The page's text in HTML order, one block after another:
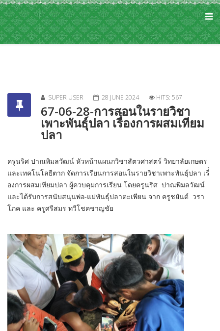
SUPER USER 28 JUNE 2024 HITS: 567
67-06-28-การสอนในรายวิชา
เพาะพันธุ์ปลา เรื่่องการผสมเทียม
ปลา
ครูนริศ ปาณพิมลวัฒน์ หัวหน้าแผนกวิชาสัตวศาสตร์ วิทยาลัยเกษตร
และเทคโนโลยีตาก จัดการเรียนการสอนในรายวิชาเพาะพันธุ์ปลา เรื่่
องการผสมเทียมปลา ผู้ควบคุมการเรียน โดยครูนริศ ปาณพิมลวัฒน์
และได้รับการสนับสนุนพ่อ-แม่พันธ์ุปลาตะเพียน จาก ครูชยันต์ วรา
โภค และ ครูศรีสมร ทวีโชคชาญชัย